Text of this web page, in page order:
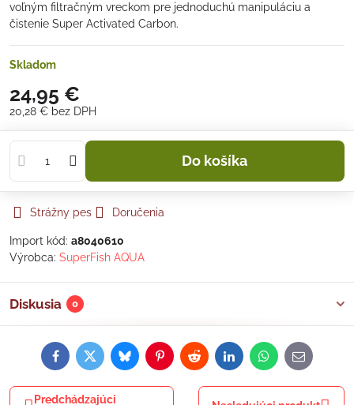
voľným filtračným vreckom pre jednoduchú manipuláciu a
čistenie Super Activated Carbon.
Skladom
24,95 €
20,28 € bez DPH
Do košíka
Strážny pes Doručenia
Import kód: a8040610
Výrobca: SuperFish AQUA
Diskusia 0
FacebookTwitterBlueskyPinterestRedditLinkedInWhatsApp
E-
mail
Predchádzajúci